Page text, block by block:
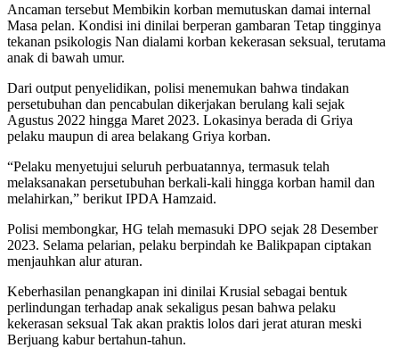
Ancaman tersebut Membikin korban memutuskan damai internal
Masa pelan. Kondisi ini dinilai berperan gambaran Tetap tingginya
tekanan psikologis Nan dialami korban kekerasan seksual, terutama
anak di bawah umur.
Dari output penyelidikan, polisi menemukan bahwa tindakan
persetubuhan dan pencabulan dikerjakan berulang kali sejak
Agustus 2022 hingga Maret 2023. Lokasinya berada di Griya
pelaku maupun di area belakang Griya korban.
“Pelaku menyetujui seluruh perbuatannya, termasuk telah
melaksanakan persetubuhan berkali-kali hingga korban hamil dan
melahirkan,” berikut IPDA Hamzaid.
Polisi membongkar, HG telah memasuki DPO sejak 28 Desember
2023. Selama pelarian, pelaku berpindah ke Balikpapan ciptakan
menjauhkan alur aturan.
Keberhasilan penangkapan ini dinilai Krusial sebagai bentuk
perlindungan terhadap anak sekaligus pesan bahwa pelaku
kekerasan seksual Tak akan praktis lolos dari jerat aturan meski
Berjuang kabur bertahun-tahun.